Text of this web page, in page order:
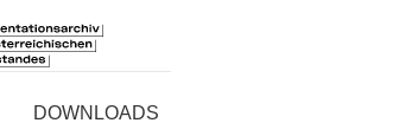
DOWNLOADS